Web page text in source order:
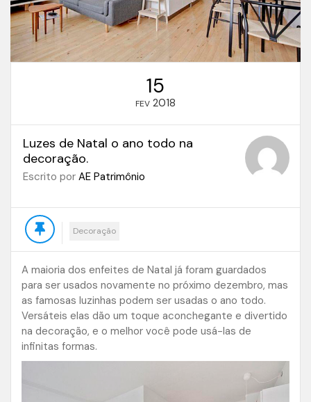
15
FEV 2018
Luzes de Natal o ano todo na
decoração.
Escrito por AE Patrimônio
Decoração
A maioria dos enfeites de Natal já foram guardados
para ser usados novamente no próximo dezembro, mas
as famosas luzinhas podem ser usadas o ano todo.
Versáteis elas dão um toque aconchegante e divertido
na decoração, e o melhor você pode usá-las de
infinitas formas.